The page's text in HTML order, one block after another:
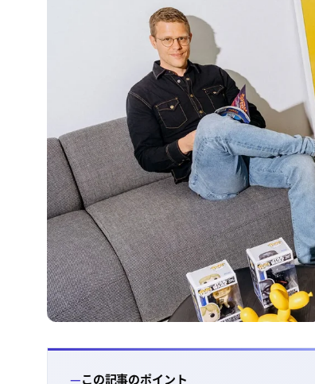
この記事のポイント